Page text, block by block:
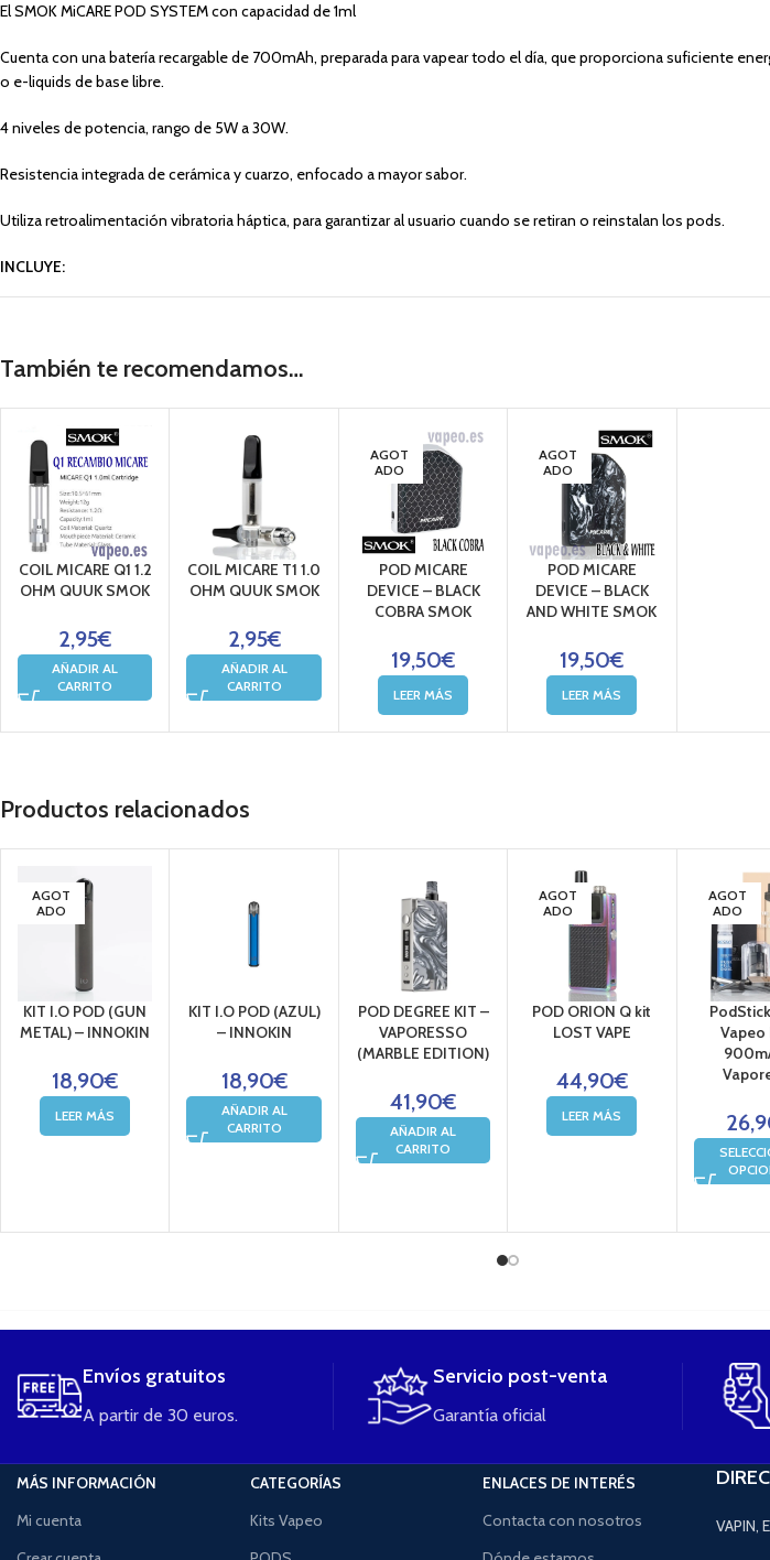
El SMOK MiCARE POD SYSTEM con capacidad de 1ml
Cuenta con una batería recargable de 700mAh, preparada para vapear todo el día, que proporciona suficiente
o e-liquids de base libre.
4 niveles de potencia, rango de 5W a 30W.
Resistencia integrada de cerámica y cuarzo, enfocado a mayor sabor.
Utiliza retroalimentación vibratoria háptica, para garantizar al usuario cuando se retiran o reinstalan los pods.
INCLUYE:
1 Cable Micro USB
También te recomendamos…
COIL MICARE Q1 1.2
OHM QUUK SMOK
2,95€
AÑADIR AL
CARRITO
COIL MICARE T1 1.0
OHM QUUK SMOK
2,95€
AÑADIR AL
CARRITO
AGOT
ADO
POD MICARE
DEVICE – BLACK
COBRA SMOK
19,50€
LEER MÁS
AGOT
ADO
POD MICARE
DEVICE – BLACK
AND WHITE SMOK
19,50€
LEER MÁS
Productos relacionados
AGOT
ADO
KIT I.O POD (GUN
METAL) – INNOKIN
18,90€
LEER MÁS
KIT I.O POD (AZUL)
– INNOKIN
18,90€
AÑADIR AL
CARRITO
POD DEGREE KIT –
VAPORESSO
(MARBLE EDITION)
41,90€
AÑADIR AL
CARRITO
AGOT
ADO
POD ORION Q kit
LOST VAPE
44,90€
LEER MÁS
AGOT
ADO
Vapeo
Envíos gratuitos
A partir de 30 euros.
Servicio post-venta
Garantía oficial
MÁS INFORMACIÓN
Mi cuenta
CATEGORÍAS
Kits Vapeo
ENLACES DE INTERÉS
Contacta con nosotros
VAPIN,